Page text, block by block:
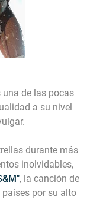
una de las pocas
a su nivel
durante más
inolvidables,
, la canción de
por su alto